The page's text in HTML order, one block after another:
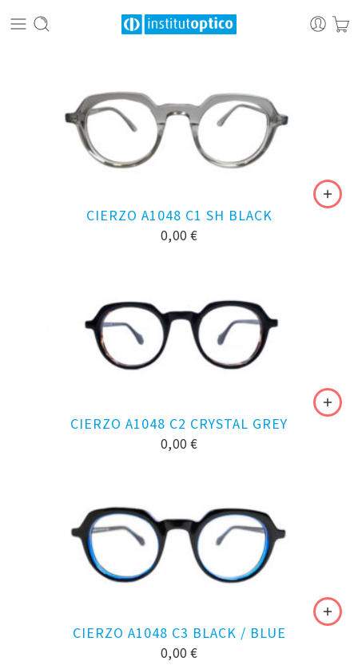
CIERZO A1048 C1 SH BLACK
0,00 €
CIERZO A1048 C2 CRYSTAL GREY
0,00 €
CIERZO A1048 C3 BLACK / BLUE
0,00 €